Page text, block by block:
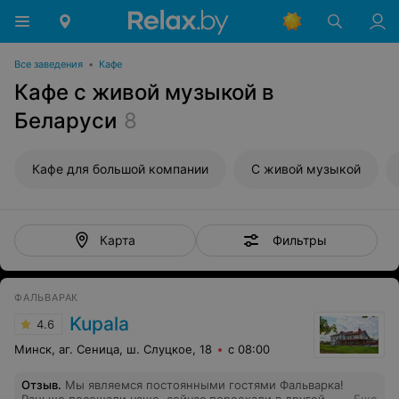
Все заведения • Кафе
Кафе с живой музыкой в
Беларуси 8
Кафе для большой компании С живой музыкой
Карта Фильтры
ФАЛЬВАРАК
4.6 Kupala
Минск, аг. Сеница, ш. Слуцкое, 18 с 08:00
Отзыв. Мы являемся постоянными гостями Фальварка!